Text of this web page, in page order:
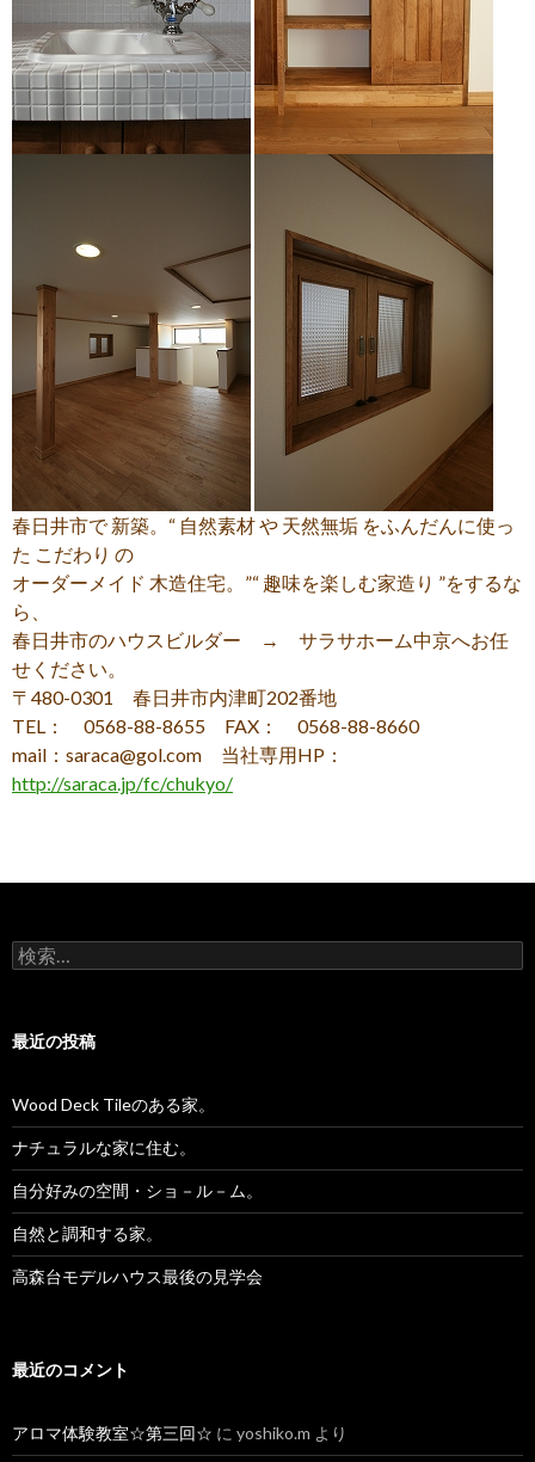
春日井市で 新築。“ 自然素材 や 天然無垢 をふんだんに使っ
た こだわり の
オーダーメイド 木造住宅。”“ 趣味を楽しむ家造り ”をするな
ら、
春日井市のハウスビルダー → サラサホーム中京へお任
せください。
〒480-0301 春日井市内津町202番地
TEL： 0568-88-8655 FAX： 0568-88-8660
mail：saraca@gol.com 当社専用HP：
http://saraca.jp/fc/chukyo/
検
索:
最近の投稿
Wood Deck Tileのある家。
ナチュラルな家に住む。
自分好みの空間・ショ－ル－ム。
自然と調和する家。
高森台モデルハウス最後の見学会
最近のコメント
アロマ体験教室☆第三回☆ に yoshiko.m より